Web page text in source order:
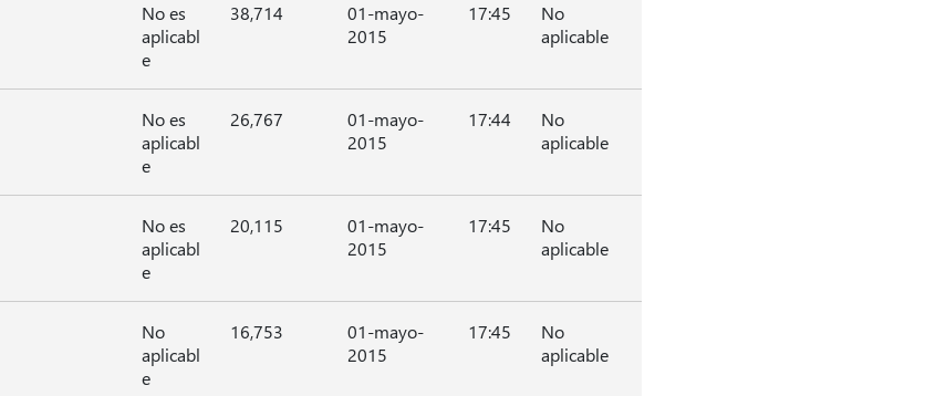
No es
aplicabl
e
38,714
01-mayo-
2015
17:45
No
aplicable
No es
aplicabl
e
26,767
01-mayo-
2015
17:44
No
aplicable
No es
aplicabl
e
20,115
01-mayo-
2015
17:45
No
aplicable
No
aplicabl
e
16,753
01-mayo-
2015
17:45
No
aplicable